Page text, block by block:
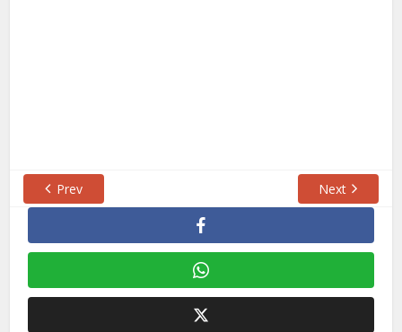
Prev Next